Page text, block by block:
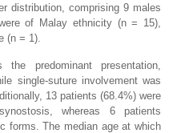
distribution, comprising 9 males
of Malay ethnicity (n = 15),
(n = 1).
predominant presentation,
single-suture involvement was
13 patients (68.4%) were
whereas 6 patients
forms. The median age at which